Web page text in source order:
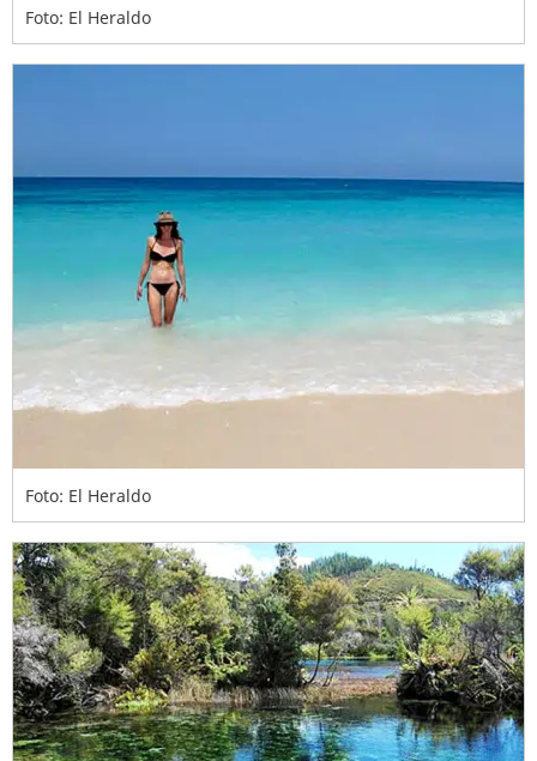
Foto: El Heraldo
Foto: El Heraldo